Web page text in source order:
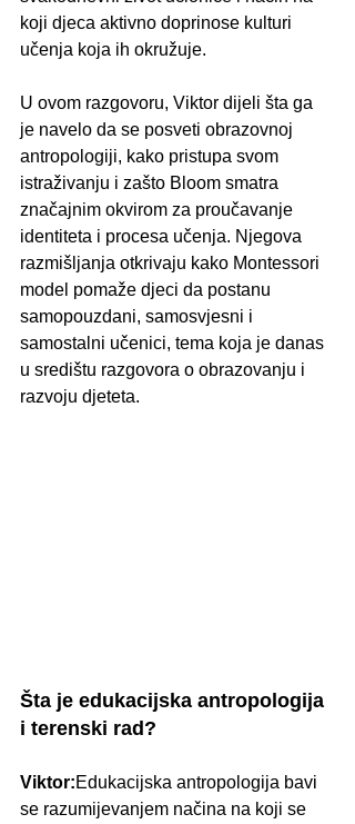
koji djeca aktivno doprinose kulturi
učenja koja ih okružuje.
U ovom razgovoru, Viktor dijeli šta ga
je navelo da se posveti obrazovnoj
antropologiji, kako pristupa svom
istraživanju i zašto Bloom smatra
značajnim okvirom za proučavanje
identiteta i procesa učenja. Njegova
razmišljanja otkrivaju kako Montessori
model pomaže djeci da postanu
samopouzdani, samosvjesni i
samostalni učenici, tema koja je danas
u središtu razgovora o obrazovanju i
razvoju djeteta.
Šta je edukacijska antropologija
i terenski rad?
Viktor:Edukacijska antropologija bavi
se razumijevanjem načina na koji se